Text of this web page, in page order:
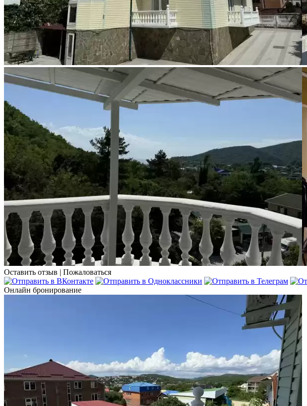
Оставить отзыв | Пожаловаться
Онлайн бронирование